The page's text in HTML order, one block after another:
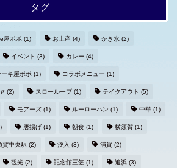
タグ
屋ポポ (1) お土産 (4) かき氷 (2)
イベント (3) カレー (4)
ーキ屋ポポ (1) コラボメニュー (1)
(2) スローループ(1) テイクアウト (5)
モアーズ (1) ルーローハン (1) 中華 (1)
唐揚げ (1) 朝食 (1) 横須賀 (1)
賀中央駅 (2) 汐入 (3) 浦賀 (2)
観光 (2) 記念館三笠 (1) 追浜 (3)
ホームへ
プライバシーポリシー
お問い合わせ